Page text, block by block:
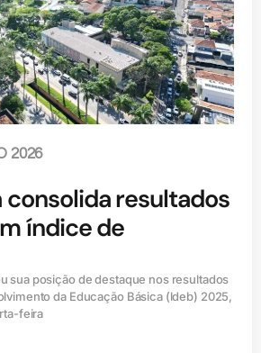
2026
resultados
índice de
sua posição de destaque nos resultados
da Educação Básica (ldeb) 2025,
feira